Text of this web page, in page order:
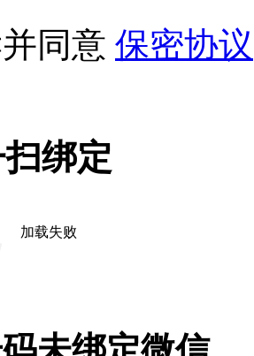
同意 保密协议
绑定
加载失败